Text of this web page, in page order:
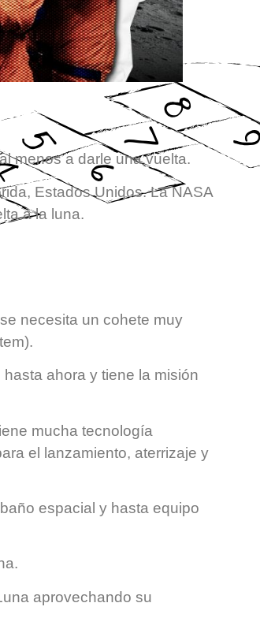
menos a darle una vuelta.
Estados Unidos. La NASA
a la luna.
necesita un cohete muy
ahora y tiene la misión
mucha tecnología
el lanzamiento, aterrizaje y
espacial y hasta equipo
aprovechando su